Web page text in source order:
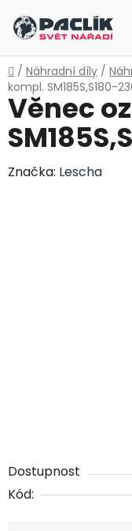
na
obsah
Domů
/ Náhradní díly /
kompl. SM185S,S180-
Dostupnost
Kód:
Věnec
Značka: Lescha